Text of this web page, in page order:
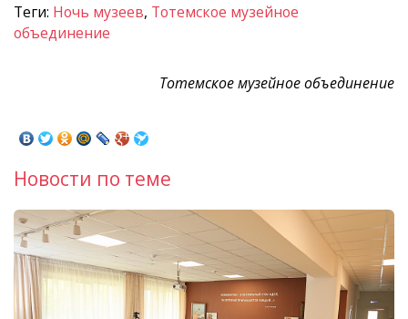
Теги: Ночь музеев, Тотемское музейное
объединение
Тотемское музейное объединение
Новости по теме